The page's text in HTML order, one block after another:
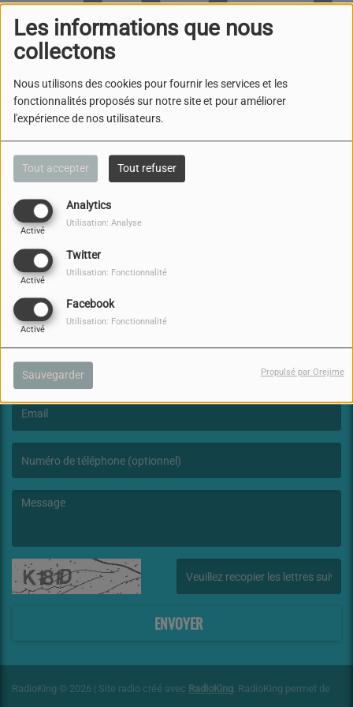
Les informations que nous
collectons
Nous utilisons des cookies pour fournir les services et les
fonctionnalités proposés sur notre site et pour améliorer
l'expérience de nos utilisateurs.
Tout accepter Tout refuser
Analytics
Activé
Utilisation: Analyse
Twitter
Activé
Utilisation: Fonctionnalité
Facebook
Activé
Utilisation: Fonctionnalité
Sauvegarder Propulsé par Orejime
Oups, vous avez
rencontré une erreur.
Il semble que la page que vous recherchez n’existe
NOUS CONTACTER
(Le nom est obligatoire. )
ENVOYER
RadioKing © 2026 | Site radio créé avec RadioKing. RadioKing permet de